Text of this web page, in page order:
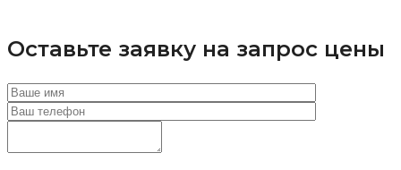
Оставьте заявку на запрос цены